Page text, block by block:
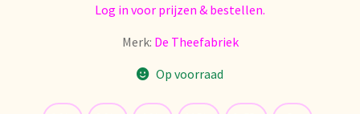
Nuestra visión del té
Log in voor prijzen & bestellen.
Merk: De Theefabriek
Op voorraad